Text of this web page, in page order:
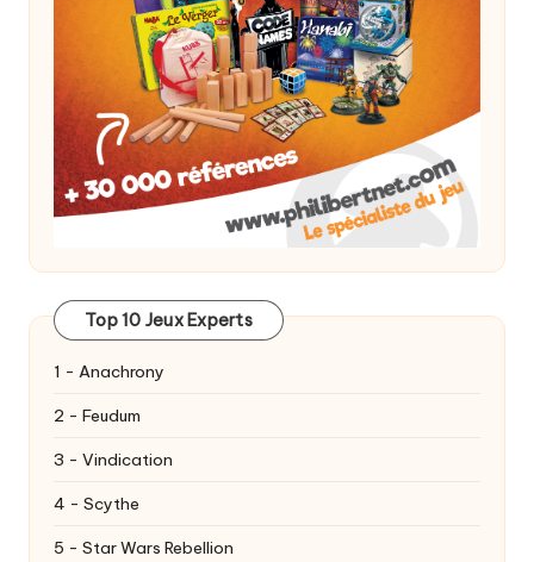
Top 10 Jeux Experts
1 - Anachrony
2 - Feudum
3 - Vindication
4 - Scythe
5 - Star Wars Rebellion